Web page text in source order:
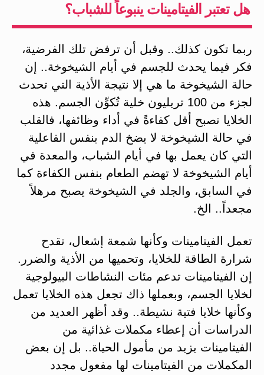
هل تعتبر الفيتامينات ينبوعاً للشباب؟
ربما تكون كذلك.. وقبل أن ترفض تلك الفرضية،
فكر فيما يحدث للجسم في أيام الشيخوخة.. إن
حالة الشيخوخة ما هي إلا نتيجة الأذية التي تحدث
لجزء من 100 تريليون خلية تُكوِّن الجسم. هذه
الخلايا تصبح أقل كفاءةً في أداء وظائفها، فالقلب
في حالة الشيخوخة لا يضخ الدم بنفس الفاعلية
التي كان يعمل بها في أيام الشباب، والمعدة في
أيام الشيخوخة لا تهضم الطعام بنفس الكفاءة كما
في السابق، والجلد في الشيخوخة يصبح مرهلاً
مجعداً.. الخ.
تعمل الفيتامينات وكأنها شمعة إشعال، تقدح
شرارة الطاقة للخلايا، وتحميها من الأذية والضرر.
إن الفيتامينات تدعم مئات النشاطات البيولوجية
لخلايا الجسم، وبعملها ذاك تجعل هذه الخلايا تعمل
وكأنها خلايا فتية نشيطة.. وقد أظهر العديد من
الدراسات أن إعطاء مكملات غذائية من
الفيتامينات يزيد من مأمول الحياة.. بل إن بعض
المكملات من الفيتامينات لها مفعول مجدد